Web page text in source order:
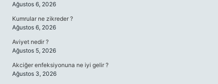
Ağustos 6, 2026
Kumrular ne zikreder ?
Ağustos 6, 2026
Aviyet nedir ?
Ağustos 5, 2026
Akciğer enfeksiyonuna ne iyi gelir ?
Ağustos 3, 2026